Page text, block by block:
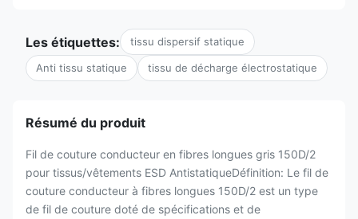
Les étiquettes: tissu dispersif statique
Anti tissu statique tissu de décharge électrostatique
Résumé du produit
Fil de couture conducteur en fibres longues gris 150D/2
pour tissus/vêtements ESD AntistatiqueDéfinition: Le fil de
couture conducteur à fibres longues 150D/2 est un type
de fil de couture doté de spécifications et de